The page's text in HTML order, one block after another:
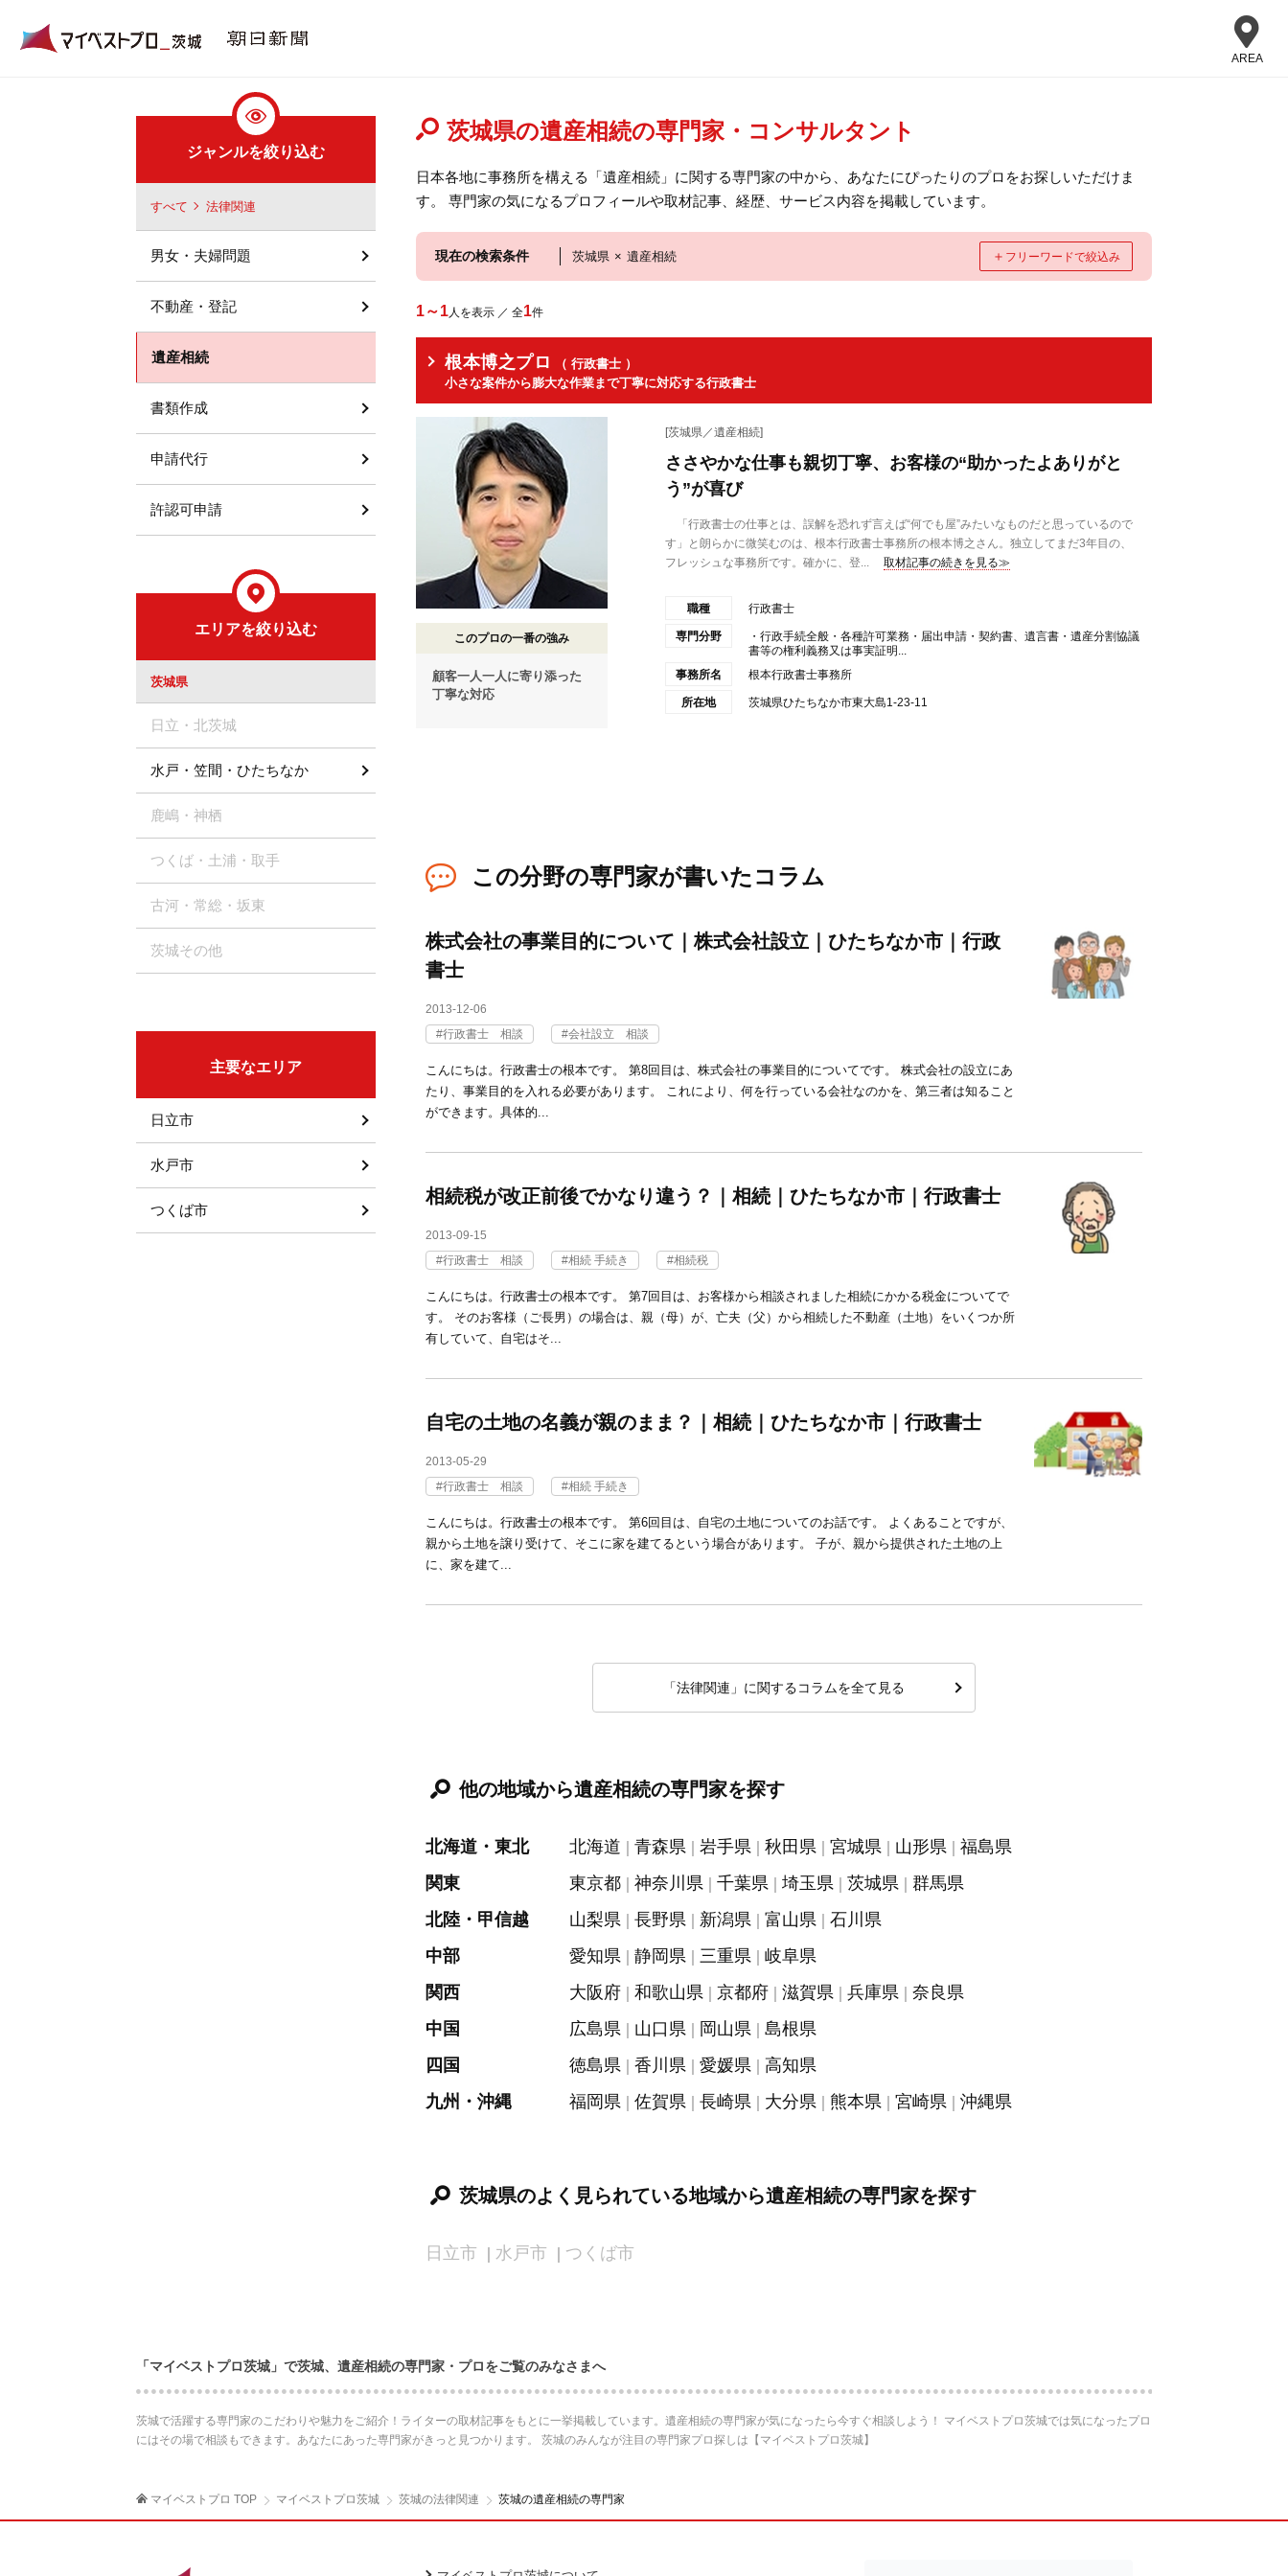
AREA
茨城県の遺産相続の専門家・コンサルタント
日本各地に事務所を構える「遺産相続」に関する専門家の中から、あなたにぴったりのプロをお探しいただけま
す。 専門家の気になるプロフィールや取材記事、経歴、サービス内容を掲載しています。
現在の検索条件 茨城県 × 遺産相続 ＋ フリーワードで絞込み
1～1人を表示 ／ 全1件
根本博之プロ
（ 行政書士 ）
小さな案件から膨大な作業まで丁寧に対応する行政書士
このプロの一番の強み
顧客一人一人に寄り添った
丁寧な対応
[茨城県／遺産相続]
ささやかな仕事も親切丁寧、お客様の“助かったよありがと
う”が喜び
「行政書士の仕事とは、誤解を恐れず言えば“何でも屋”みたいなものだと思っているので
す」と朗らかに微笑むのは、根本行政書士事務所の根本博之さん。独立してまだ3年目の、
フレッシュな事務所です。確かに、登...
取材記事の続きを見る≫
職種 行政書士
専門分野
・行政手続全般・各種許可業務・届出申請・契約書、遺言書・遺産分割協議
書等の権利義務又は事実証明...
事務所名
根本行政書士事務所
所在地 茨城県ひたちなか市東大島1-23-11
この分野の専門家が書いたコラム
株式会社の事業目的について｜株式会社設立｜ひたちなか市｜行政
書士
2013-12-06
行政書士 相談
会社設立 相談
こんにちは。行政書士の根本です。 第8回目は、株式会社の事業目的についてです。 株式会社の設立にあ
たり、事業目的を入れる必要があります。 これにより、何を行っている会社なのかを、第三者は知ること
ができます。具体的...
相続税が改正前後でかなり違う？｜相続｜ひたちなか市｜行政書士
2013-09-15
行政書士 相談
相続 手続き 相続税
こんにちは。行政書士の根本です。 第7回目は、お客様から相談されました相続にかかる税金についてで
す。 そのお客様（ご長男）の場合は、親（母）が、亡夫（父）から相続した不動産（土地）をいくつか所
有していて、自宅はそ...
自宅の土地の名義が親のまま？｜相続｜ひたちなか市｜行政書士
2013-05-29
行政書士 相談
相続 手続き
こんにちは。行政書士の根本です。 第6回目は、自宅の土地についてのお話です。 よくあることですが、
親から土地を譲り受けて、そこに家を建てるという場合があります。 子が、親から提供された土地の上
に、家を建て...
「法律関連」に関するコラムを全て見る
他の地域から遺産相続の専門家を探す
北海道・東北 北海道 青森県 岩手県 秋田県 宮城県 山形県
福島県
関東
東京都 神奈川県 千葉県 埼玉県 茨城県
群馬県
北陸・甲信越
山梨県 長野県 新潟県 富山県
石川県
中部
愛知県 静岡県 三重県
岐阜県
関西
大阪府 和歌山県 京都府 滋賀県 兵庫県
奈良県
中国
広島県 山口県 岡山県
島根県
四国
徳島県 香川県 愛媛県
高知県
九州・沖縄
福岡県 佐賀県 長崎県 大分県 熊本県 宮崎県 沖縄県
茨城県のよく見られている地域から遺産相続の専門家を探す
日立市 水戸市 つくば市
ジャンルを絞り込む
すべて 法律関連
男女・夫婦問題
不動産・登記
遺産相続
書類作成
申請代行
許認可申請
エリアを絞り込む
茨城県
日立・北茨城
水戸・笠間・ひたちなか
鹿嶋・神栖
つくば・土浦・取手
古河・常総・坂東
茨城その他
主要なエリア
日立市
水戸市
つくば市
「マイベストプロ茨城」で茨城、遺産相続の専門家・プロをご覧のみなさまへ
茨城で活躍する専門家のこだわりや魅力をご紹介！ライターの取材記事をもとに一挙掲載しています。遺産相続の専門家が気になったら今すぐ相談しよう！ マイベストプロ茨城では気になったプロ
にはその場で相談もできます。あなたにあった専門家がきっと見つかります。 茨城のみんなが注目の専門家プロ探しは【マイベストプロ茨城】
マイベストプロ TOP マイベストプロ茨城 茨城の法律関連 茨城の遺産相続の専門家